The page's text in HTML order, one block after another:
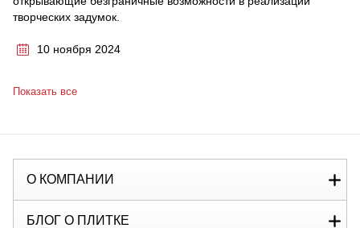
творческих задумок.
10 ноября 2024
Показать все
О КОМПАНИИ
БЛОГ О ПЛИТКЕ